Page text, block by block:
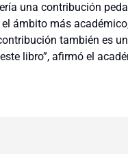
una contribución
ámbito más
también es
libro”, afirmó el